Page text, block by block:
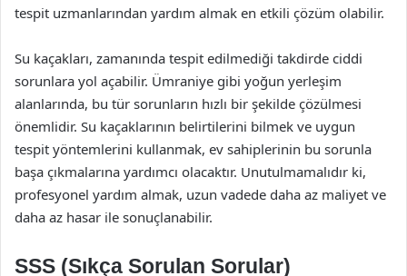
tespit uzmanlarından yardım almak en etkili çözüm olabilir.
Su kaçakları, zamanında tespit edilmediği takdirde ciddi
sorunlara yol açabilir. Ümraniye gibi yoğun yerleşim
alanlarında, bu tür sorunların hızlı bir şekilde çözülmesi
önemlidir. Su kaçaklarının belirtilerini bilmek ve uygun
tespit yöntemlerini kullanmak, ev sahiplerinin bu sorunla
başa çıkmalarına yardımcı olacaktır. Unutulmamalıdır ki,
profesyonel yardım almak, uzun vadede daha az maliyet ve
daha az hasar ile sonuçlanabilir.
SSS (Sıkça Sorulan Sorular)